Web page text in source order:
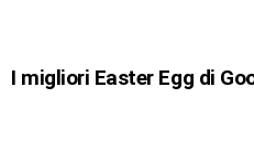
I migliori Easter Egg di